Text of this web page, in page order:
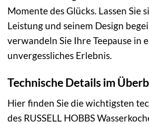
Momente des Glücks. Lassen Sie
Leistung und seinem Design
verwandeln Sie Ihre Teepause in
unvergessliches Erlebnis.
Technische Details im
Hier finden Sie die wichtigsten
des RUSSELL HOBBS